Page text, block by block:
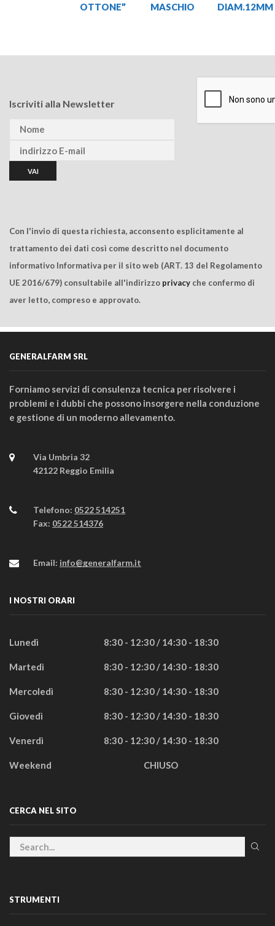
OTTONE”
MASCHIO
DIAM.12MM
Iscriviti alla Newsletter
Con l'invio di questa richiesta, acconsento esplicitamente al
trattamento dei dati così come descritto nel documento
informativo Informativa per il sito web (ART. 13 del Regolamento
UE 2016/679) consultabile all'indirizzo privacy che confermo di
aver letto, compreso e approvato.
GENERALFARM SRL
Forniamo servizi di consulenza tecnica per risolvere i
problemi e i dubbi che possono insorgere nella conduzione
e gestione di un moderno allevamento.
Via Umbria 32
42122 Reggio Emilia
Telefono: 0522 514251
Fax: 0522 514376
Email: info@generalfarm.it
I NOSTRI ORARI
Lunedì 8:30 - 12:30 / 14:30 - 18:30
Martedì 8:30 - 12:30 / 14:30 - 18:30
Mercoledì 8:30 - 12:30 / 14:30 - 18:30
Giovedì 8:30 - 12:30 / 14:30 - 18:30
Venerdì 8:30 - 12:30 / 14:30 - 18:30
Weekend CHIUSO
CERCA NEL SITO
STRUMENTI